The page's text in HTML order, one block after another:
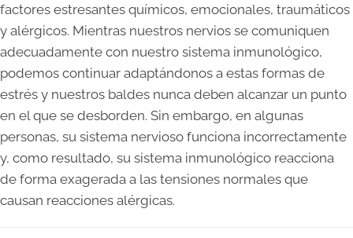
factores estresantes químicos, emocionales, traumáticos
y alérgicos. Mientras nuestros nervios se comuniquen
adecuadamente con nuestro sistema inmunológico,
podemos continuar adaptándonos a estas formas de
estrés y nuestros baldes nunca deben alcanzar un punto
en el que se desborden. Sin embargo, en algunas
personas, su sistema nervioso funciona incorrectamente
y, como resultado, su sistema inmunológico reacciona
de forma exagerada a las tensiones normales que
causan reacciones alérgicas.